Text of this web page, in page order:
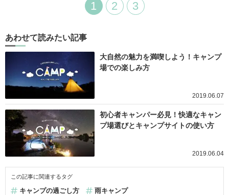
1 2 3
あわせて読みたい記事
大自然の魅力を満喫しよう！キャンプ
場での楽しみ方
2019.06.07
初心者キャンパー必見！快適なキャン
プ場選びとキャンプサイトの使い方
2019.06.04
この記事に関連するタグ
キャンプの過ごし方 雨キャンプ